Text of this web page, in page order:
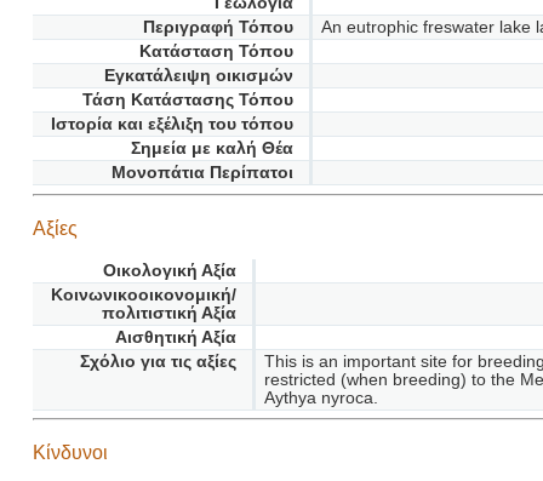
Περιγραφή Τόπου
An eutrophic freswater lake
Κατάσταση Τόπου
Εγκατάλειψη οικισμών
Τάση Κατάστασης Τόπου
Ιστορία και εξέλιξη του τόπου
Σημεία με καλή Θέα
Μονοπάτια Περίπατοι
Αξίες
Οικολογική Αξία
Κοινωνικοοικονομική/
πολιτιστική Αξία
Αισθητική Αξία
Σχόλιο για τις αξίες
This is an important site for
restricted (when breeding) to the
Aythya nyroca.
Κίνδυνοι